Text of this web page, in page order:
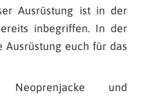
Ausrüstung ist in der
inbegriffen. In der
Ausrüstung euch für das
Neoprenjacke und